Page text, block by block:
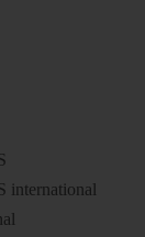
international